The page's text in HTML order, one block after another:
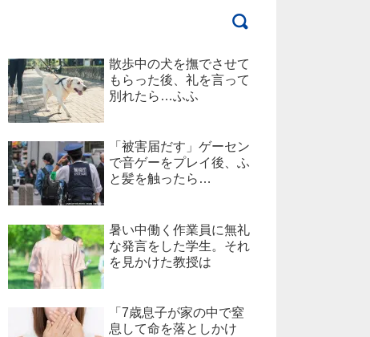
散歩中の犬を撫でさせて
もらった後、礼を言って
別れたら…ふふ
「被害届だす」ゲーセン
で音ゲーをプレイ後、ふ
と髪を触ったら…
暑い中働く作業員に無礼
な発言をした学生。それ
を見かけた教授は
「7歳息子が家の中で窒
息して命を落としかけ